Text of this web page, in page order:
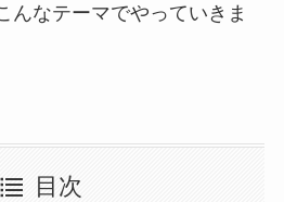
んなテーマでやっていきま
目次